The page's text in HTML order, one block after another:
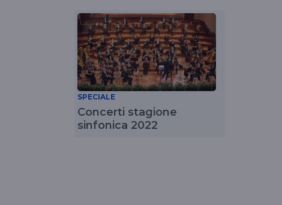
SPECIALE
Concerti stagione
sinfonica 2022